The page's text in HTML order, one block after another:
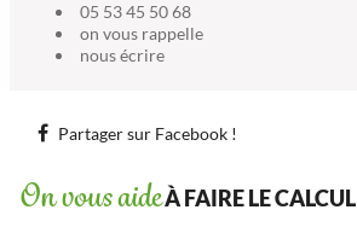
05 53 45 50 68
on vous rappelle
nous écrire
Partager sur Facebook !
On vous aideÀ FAIRE LE CALCUL